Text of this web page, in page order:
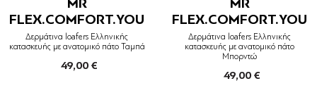
FLEX.COMFORT.YOU
Δερμάτινα loafers Ελληνικής
κατασκευής με ανατομικό πάτο Ταμπά
49,00 €
FLEX.COMFORT.YOU
Δερμάτινα loafers Ελληνικής
κατασκευής με ανατομικό πάτο
Μπορντώ
49,00 €